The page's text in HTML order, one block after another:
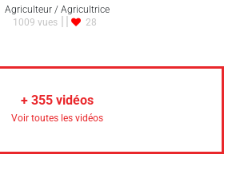
Agriculteur / Agricultrice
1009 vues
28
+ 355vidéos
Voir toutes les vidéos